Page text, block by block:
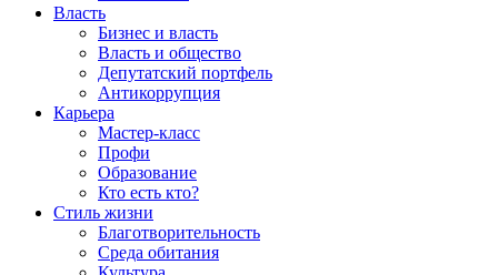
Власть
Бизнес и власть
Власть и общество
Депутатский портфель
Антикоррупция
Карьера
Мастер-класс
Профи
Образование
Кто есть кто?
Стиль жизни
Благотворительность
Среда обитания